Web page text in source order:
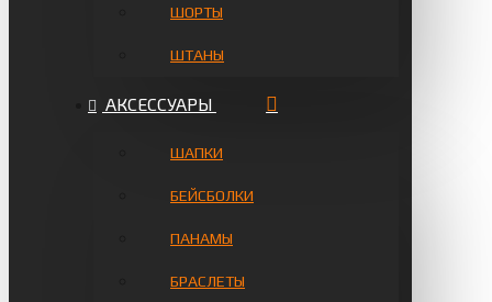
ШОРТЫ
ШТАНЫ
АКСЕССУАРЫ
ШАПКИ
БЕЙСБОЛКИ
ПАНАМЫ
БРАСЛЕТЫ